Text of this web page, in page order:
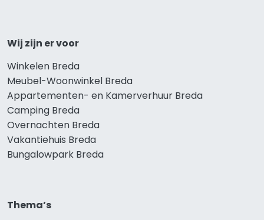
Wij zijn er voor
Winkelen Breda
Meubel-Woonwinkel Breda
Appartementen- en Kamerverhuur Breda
Camping Breda
Overnachten Breda
Vakantiehuis Breda
Bungalowpark Breda
Thema’s